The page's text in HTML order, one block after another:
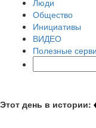
Общество
Инициативы
ВИДЕО
Полезные
Этот день в истории: